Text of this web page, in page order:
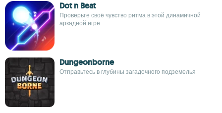
Dot n Beat
Проверьте своё чувство ритма в этой динамичной
аркадной игре
Dungeonborne
Отправьтесь в глубины загадочного подземелья